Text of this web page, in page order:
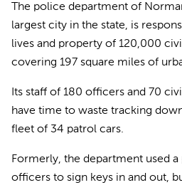
The police department of
largest city in the state, is
lives and property of 120,000
covering 197 square miles of
Its staff of 180 officers and 70
have time to waste tracking
fleet of 34 patrol cars.
Formerly, the department used a
officers to sign keys in and out,